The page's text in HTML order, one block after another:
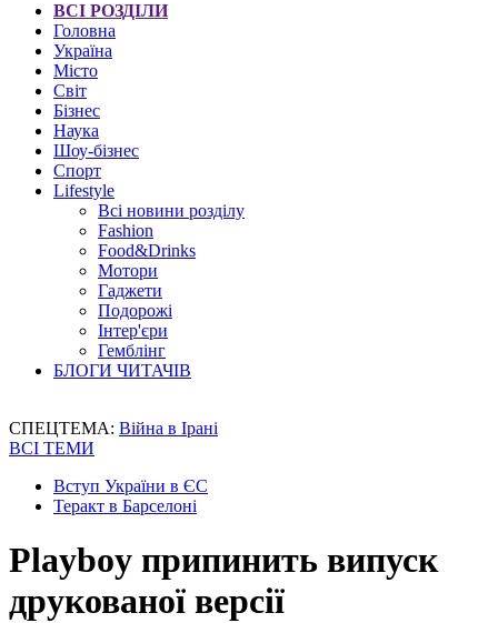
ВСІ РОЗДІЛИ
Головна
Україна
Місто
Світ
Бізнес
Наука
Шоу-бізнес
Спорт
Lifestyle
Всі новини розділу
Fashion
Food&Drinks
Мотори
Гаджети
Подорожі
Інтер'єри
Гемблінг
БЛОГИ ЧИТАЧІВ
СПЕЦТЕМА: Війна в Ірані
ВСІ ТЕМИ
Вступ України в ЄС
Теракт в Барселоні
Playboy припинить випуск
друкованої версії